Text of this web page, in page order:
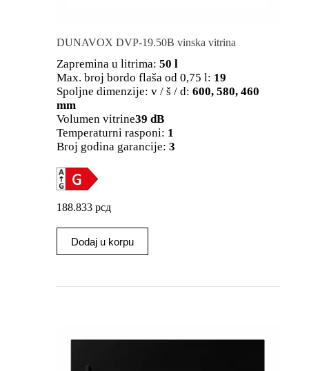
DUNAVOX DVP-19.50B vinska vitrina
Zapremina u litrima: 50 l
Max. broj bordo flaša od 0,75 l: 19
Spoljne dimenzije: v / š / d: 600, 580, 460
mm
Volumen vitrine39 dB
Temperaturni rasponi: 1
Broj godina garancije: 3
188.833 рсд
Dodaj u korpu